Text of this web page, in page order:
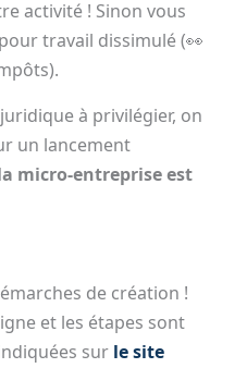
activité ! Sinon vous
travail dissimulé (👀
à privilégier, on
un lancement
micro-entreprise est
de création !
et les étapes sont
sur le site